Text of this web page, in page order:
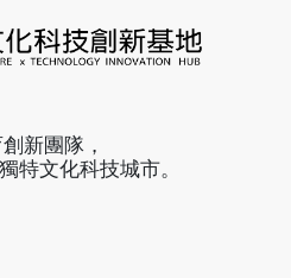
新團隊，
特文化科技城市。